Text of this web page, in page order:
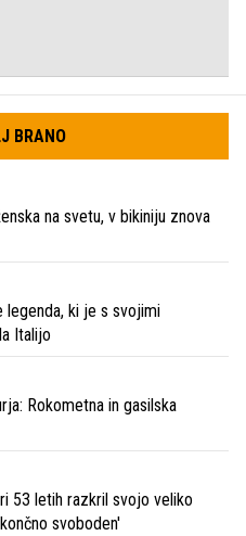
BRANO
na svetu, v bikiniju znova
legenda, ki je s svojimi
Italijo
Rokometna in gasilska
53 letih razkril svojo veliko
svoboden'